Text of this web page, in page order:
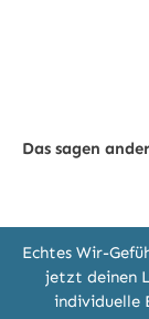
Das sagen
Echtes Wir-
jetzt deinen
individuelle